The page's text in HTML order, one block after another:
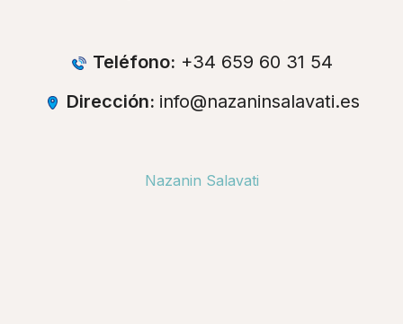
Teléfono: +34 659 60 31 54
Dirección: info@nazaninsalavati.es
Nazanin Salavati